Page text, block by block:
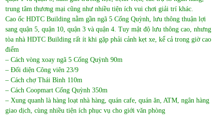
– Cách chợ Thái Bình 110m
– Cách Coopmart Cống Quỳnh 350m
– Xung quanh là hàng loạt nhà hàng, quán cafe, quán ăn, ATM, ngân hàng
giao dịch, cùng nhiều tiện ích phục vụ cho giới văn phòng
B. Thông tin chi tiết
Tên tòa nhà: HDTC Building
Tên khác: HDTC Office, HDTC Bùi Thị Xuân
Chủ đầu tư: Công Ty Cổ Phần Phát Triển Và Kinh Doanh Nhà
Hạng: C+